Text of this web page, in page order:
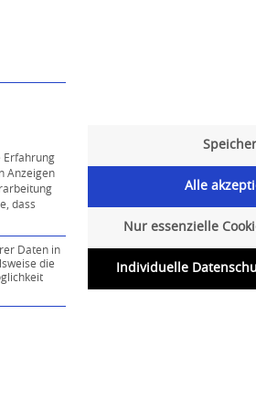
Erfahrung
Anzeigen
dass
Daten in
die
ist essenziell und kann
Alle
Nur essenzielle
Individuelle